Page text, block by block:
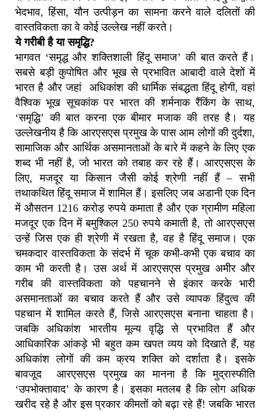
भेदभाव, हिंसा, यौन उत्पीड़न का सामना करने वाले दलितों की
वास्तविकता का वे कोई उल्लेख नहीं करते।
ये गरीबी है या समृद्धि?
भागवत ‘समृद्ध और शक्तिशाली हिंदू समाज’ की बात करते हैं।
सबसे बड़ी कुपोषित और भूख से प्रभावित आबादी वाले देशों में
भारत है और जहां अधिकांश की धार्मिक संबद्धता हिंदू होगी, वहां
वैश्विक भूख सूचकांक पर भारत की शर्मनाक रैंकिंग के साथ,
‘समृद्धि’ की बात करना एक बीमार मजाक की तरह है। यह
उल्लेखनीय है कि आरएसएस प्रमुख के पास आम लोगों की दुर्दशा,
सामाजिक और आर्थिक असमानताओं के बारे में कहने के लिए एक
शब्द भी नहीं है, जो भारत को तबाह कर रहे हैं। आरएसएस के
लिए, मजदूर या किसान जैसी कोई श्रेणी नहीं हैं – सभी
तथाकथित हिंदू समाज में शामिल हैं। इसलिए जब अडानी एक दिन
में औसतन 1216 करोड़ रुपये कमाता है और एक ग्रामीण महिला
मजदूर एक दिन में बमुश्किल 250 रुपये कमाती है, तो आरएसएस
उन्हें जिस एक ही श्रेणी में रखता है, वह है हिंदू समाज। एक
चमकदार वास्तविकता के संदर्भ में चूक कभी-कभी एक बचाव का
काम भी करती है। उस अर्थ में आरएसएस प्रमुख अमीर और
गरीब की वास्तविकता को पहचानने से इंकार करके भारी
असमानताओं का बचाव करते हैं और उसे व्यापक हिंदुत्व की
पहचान में शामिल करते हैं, जिसे आरएसएस बनाना चाहता है।
जबकि अधिकांश भारतीय मूल्य वृद्धि से प्रभावित हैं और
आधिकारिक आंकड़े भी बहुत कम खपत व्यय को दिखाते हैं, यह
अधिकांश लोगों की कम क्रय शक्ति को दर्शाता है। इसके
बावजूद आरएसएस प्रमुख का मानना है कि मुद्रास्फीति
‘उपभोक्तावाद’ के कारण है। इसका मतलब है कि लोग अधिक
खरीद रहे है और इस प्रकार कीमतों को बढ़ा रहे हैं! जबकि भारत